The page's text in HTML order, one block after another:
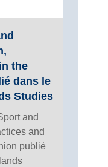
the
dans le
Studies
and
and
publié